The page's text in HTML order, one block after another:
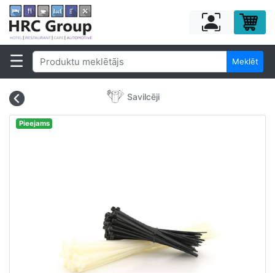
Meklēt
Savilcēji
Pieejams